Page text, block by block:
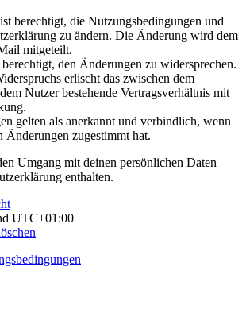
berechtigt, die Nutzungsbedingungen und
zu ändern. Die Änderung wird dem
mitgeteilt.
den Änderungen zu widersprechen.
erlischt das zwischen dem
Nutzer bestehende Vertragsverhältnis mit
gelten als anerkannt und verbindlich, wenn
Änderungen zugestimmt hat.
Umgang mit deinen persönlichen Daten
enthalten.
UTC+01:00